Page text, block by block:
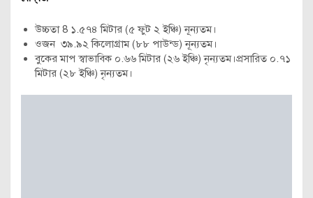
উচ্চতা 8 ১.৫৭৪ মিটার (৫ ফুট ২ ইঞ্চি) নূন্যতম।
ওজন ৩৯.৯২ কিলোগ্রাম (৮৮ পাউন্ড) নূন্যতম।
বুকের মাপ স্বাভাবিক ০.৬৬ মিটার (২৬ ইঞ্চি) নৃন্যতম।প্রসারিত ০.৭১
মিটার (২৮ ইঞ্চি) নৃন্যতম।